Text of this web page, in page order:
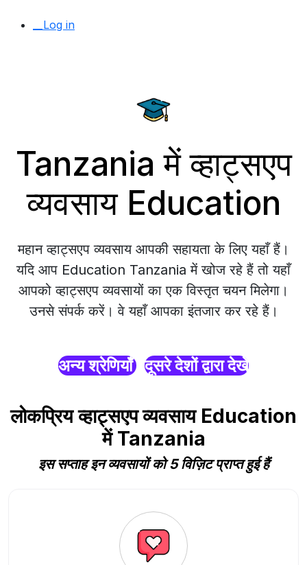
__Log in
Tanzania में व्हाट्सएप
व्यवसाय Education
महान व्हाट्सएप व्यवसाय आपकी सहायता के लिए यहाँ हैं।
यदि आप Education Tanzania में खोज रहे हैं तो यहाँ
आपको व्हाट्सएप व्यवसायों का एक विस्तृत चयन मिलेगा।
उनसे संपर्क करें। वे यहाँ आपका इंतजार कर रहे हैं।
अन्य श्रेणियाँ दूसरे देशों द्वारा देखें
लोकप्रिय व्हाट्सएप व्यवसाय Education
में Tanzania
इस सप्ताह इन व्यवसायों को 5 विज़िट प्राप्त हुई हैं